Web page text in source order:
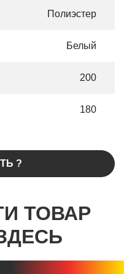
Полиэстер
Белый
200
180
?
ТОВАР